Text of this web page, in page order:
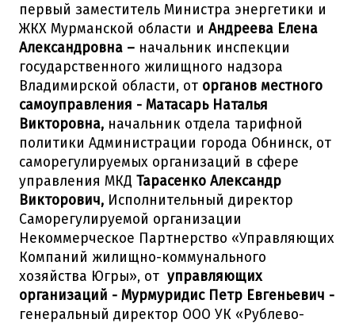
первый заместитель Министра энергетики и
ЖКХ Мурманской области и Андреева Елена
Александровна – начальник инспекции
государственного жилищного надзора
Владимирской области, от органов местного
самоуправления - Матасарь Наталья
Викторовна, начальник отдела тарифной
политики Администрации города Обнинск, от
саморегулируемых организаций в сфере
управления МКД Тарасенко Александр
Викторович, Исполнительный директор
Саморегулируемой организации
Некоммерческое Партнерство «Управляющих
Компаний жилищно-коммунального
хозяйства Югры», от управляющих
организаций - Мурмуридис Петр Евгеньевич -
генеральный директор ООО УК «Рублево-